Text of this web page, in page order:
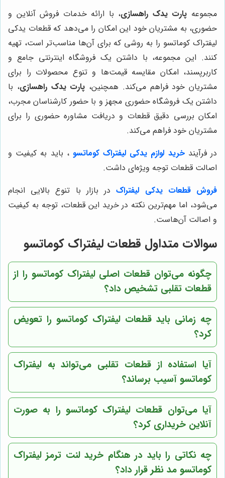
مجموعه پارت یدک راهسازی، با ارائه خدمات فروش آنلاین و
حضوری، به مشتریان خود این امکان را می‌دهد که قطعات یدکی
لیفتراک کوماتسو را به روشی که برای آن‌ها مناسب‌تر است، تهیه
کنند. این مجموعه، با داشتن یک فروشگاه اینترنتی جامع و
کاربرپسند، امکان مقایسه قیمت‌ها و تنوع محصولات را برای
مشتریان خود فراهم می‌کند. همچنین، پارت یدک راهسازی، با
داشتن یک فروشگاه حضوری مجهز و با حضور کارشناسان مجرب،
امکان بررسی دقیق قطعات و دریافت مشاوره حضوری را برای
مشتریان خود فراهم می‌کند.
در فرآیندخرید لوازم یدکی لیفتراک کوماتسو ، باید به کیفیت و
اصالت قطعات توجه ویژه‌ای داشت.
فروش قطعات یدکی لیفتراک در بازار با تنوع بالایی انجام
می‌شود، اما مهم‌ترین نکته در خرید این قطعات، توجه به کیفیت
و اصالت آن‌هاست.
سوالات متداول قطعات لیفتراک کوماتسو
چگونه می‌توان قطعات اصلی لیفتراک کوماتسو را از
قطعات تقلبی تشخیص داد؟
چه زمانی باید قطعات لیفتراک کوماتسو را تعویض
کرد؟
آیا استفاده از قطعات تقلبی می‌تواند به لیفتراک
کوماتسو آسیب برساند؟
آیا می‌توان قطعات لیفتراک کوماتسو را به صورت
آنلاین خریداری کرد؟
چه نکاتی را باید در هنگام خرید لنت ترمز لیفتراک
کوماتسو مد نظر قرار داد؟